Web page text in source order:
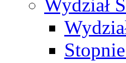
Wydział